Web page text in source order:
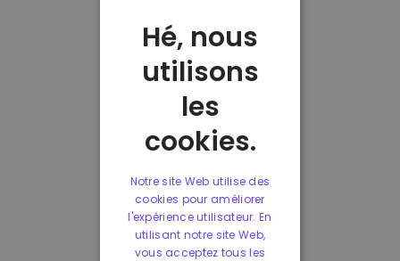
Hé, nous
utilisons
les
cookies.
Notre site Web utilise des
cookies pour améliorer
l'expérience utilisateur. En
utilisant notre site Web,
vous acceptez tous les